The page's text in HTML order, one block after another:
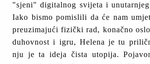
"sjeni" digitalnog svijeta i
Iako bismo pomislili da će nam
preuzimajući fizički rad, konačno
duhovnost i igru, Helena je tu
nju je ta ideja čista utopija.